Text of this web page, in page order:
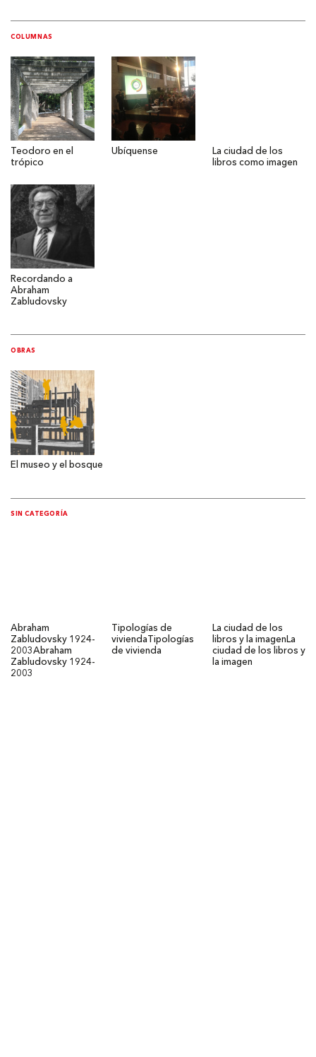
COLUMNAS
Teodoro en el
trópico
Ubíquense
La ciudad de los
libros como imagen
Recordando a
Abraham
Zabludovsky
OBRAS
El museo y el bosque
SIN CATEGORÍA
Abraham
Zabludovsky 1924-
2003Abraham
Zabludovsky 1924-
2003
Tipologías de
viviendaTipologías
de vivienda
La ciudad de los
libros y la imagen La
ciudad de los libros y
la imagen